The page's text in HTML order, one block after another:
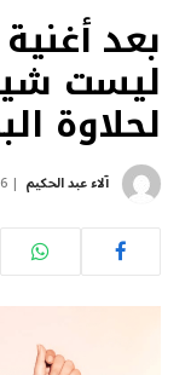
بعد
ليست
لحلاوة
آلاء عبد الحكيم 16